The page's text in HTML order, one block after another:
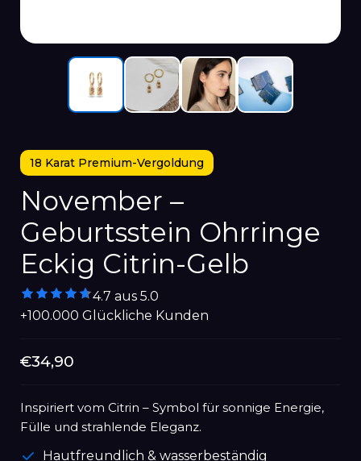
18 Karat Premium-Vergoldung
November –
Geburtsstein Ohrringe
Eckig Citrin-Gelb
4.7 aus 5.0
+100.000 Glückliche Kunden
Normaler
€34,90
Inspiriert vom Citrin – Symbol für sonnige Energie,
Fülle und strahlende Eleganz.
Hautfreundlich & wasserbeständig